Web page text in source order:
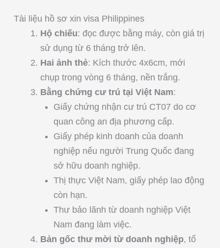
Tài liệu hồ sơ xin visa Philippines
Hộ chiếu: đọc được bằng máy, còn giá trị
sử dụng từ 6 tháng trở lên.
Hai ảnh thẻ: Kích thước 4x6cm, mới
chụp trong vòng 6 tháng, nền trắng.
Bằng chứng cư trú tại Việt Nam:
Giấy chứng nhận cư trú CT07 do cơ
quan công an địa phương cấp.
Giấy phép kinh doanh của doanh
nghiệp nếu người Trung Quốc đang
sở hữu doanh nghiệp.
Thị thực Việt Nam, giấy phép lao động
còn hạn.
Thư bảo lãnh từ doanh nghiệp Việt
Nam đang làm việc.
Bản gốc thư mời từ doanh nghiệp, tổ